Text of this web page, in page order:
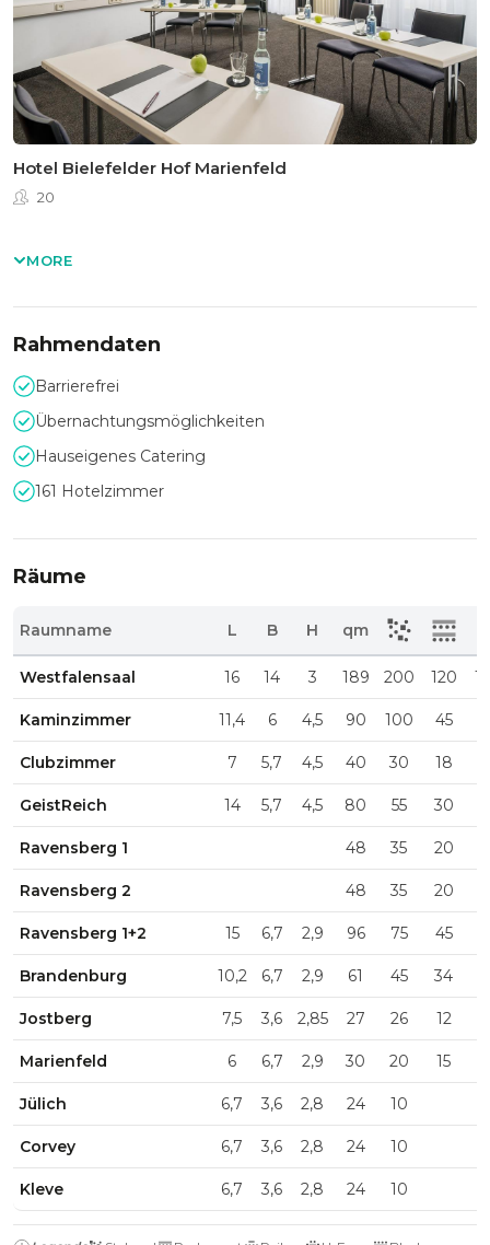
MORE
Hotel Bielefelder Hof Marienfeld
20
Rahmendaten
Barrierefrei
Übernachtungsmöglichkeiten
Hauseigenes Catering
161 Hotelzimmer
Räume
Raumname L B H qm
Westfalensaal 16 14 3 189 200 120
Kaminzimmer 11,4 6 4,5 90 100 45
Clubzimmer 7 5,7 4,5 40 30 18
GeistReich 14 5,7 4,5 80 55 30
Ravensberg 1 48 35 20
Ravensberg 2 48 35 20
Ravensberg 1+2 15 6,7 2,9 96 75 45
Brandenburg 10,2 6,7 2,9 61 45 34
Jostberg 7,5 3,6 2,85 27 26 12
Marienfeld 6 6,7 2,9 30 20 15
Jülich 6,7 3,6 2,8 24 10
Corvey 6,7 3,6 2,8 24 10
Kleve 6,7 3,6 2,8 24 10